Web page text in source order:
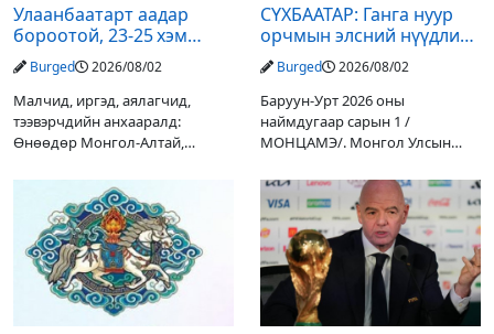
Улаанбаатарт аадар
бороотой, 23-25 хэм
дулаан байна
Burged 2026/08/02
Малчид, иргэд, аялагчид,
тээвэрчдийн анхааралд:
Өнөөдөр Монгол-Алтай,
уулархаг нутгаар бороо, дуу
цахилгаантай аадар бороо
орох тул голуудын усны
түвшин нэмэгдэх, нөөлөг
СҮХБААТАР: Ганга нуур
орчмын элсний нүүдлийг
зогсоох туршилтын ажил
үр дүнгээ өгч эхэлжээ
Burged 2026/08/02
Баруун-Урт 2026 оны
наймдугаар сарын 1 /
МОНЦАМЭ/. Монгол Улсын
Дарьгангын Ганга нуурыг
сэргээн, хамгаалах төслийг
улсын төсвийн хөрөнгө
оруулалтаар хийж буй.
Төслийн